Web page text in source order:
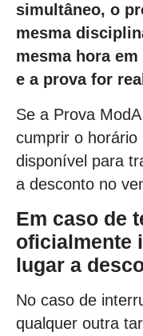
simultâneo, o
mesma
mesma hora
e a prova for
Se a Prova
cumprir o
disponível para
a desconto no
Em caso de
oficialmente
lugar a
No caso de
qualquer outra